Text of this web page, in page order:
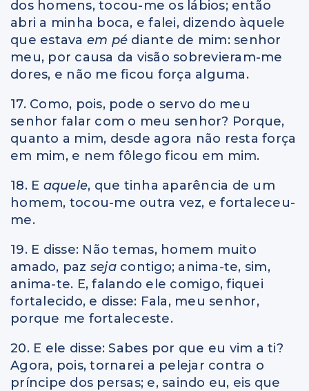
dos homens, tocou-me os lábios; então
abri a minha boca, e falei, dizendo àquele
que estava em pé diante de mim: senhor
meu, por causa da visão sobrevieram-me
dores, e não me ficou força alguma.
17. Como, pois, pode o servo do meu
senhor falar com o meu senhor? Porque,
quanto a mim, desde agora não resta força
em mim, e nem fôlego ficou em mim.
18. E aquele, que tinha aparência de um
homem, tocou-me outra vez, e fortaleceu-
me.
19. E disse: Não temas, homem muito
amado, paz seja contigo; anima-te, sim,
anima-te. E, falando ele comigo, fiquei
fortalecido, e disse: Fala, meu senhor,
porque me fortaleceste.
20. E ele disse: Sabes por que eu vim a ti?
Agora, pois, tornarei a pelejar contra o
príncipe dos persas; e, saindo eu, eis que